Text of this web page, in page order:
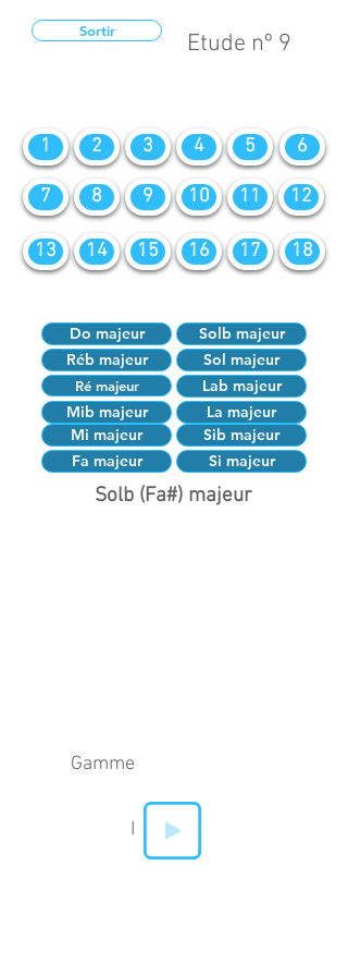
Sortir Etude nº 9
1 2 3 4 5 6
7 8 9 10 11 12
13 14 15 16 17 18
Do majeur
Solb majeur
Réb majeur
Sol majeur
Ré majeur
Lab majeur
Mib majeur
Mi majeur
La majeur
Sib majeur
Fa majeur
Si majeur
Solb (Fa#) majeur
Gamme
I